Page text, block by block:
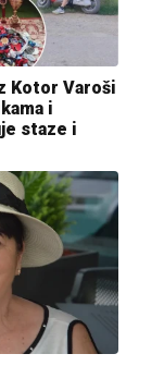
Kotor Varoši
i
staze i